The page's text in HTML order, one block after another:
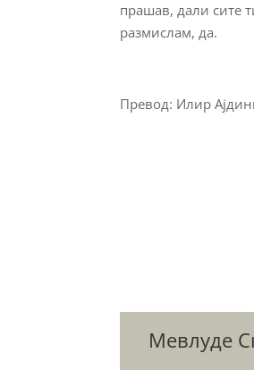
прашав, дали сите
размислам, да.
Превод: Илир
Мевлуде